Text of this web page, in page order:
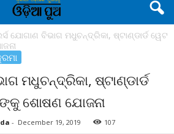
ଯୋଗାଣ ବିଭାଗ ମଧୁଚନ୍ଦ୍ରିକା, ଷ୍ଟାଣ୍ଡାର୍ଡ ୱେଟ
ମଧୁଚନ୍ଦ୍ରିକା, ଷ୍ଟାଣ୍ଡାର୍ଡ
ଶୋଷଣ ଯୋଜନା
- December 19, 2019 107